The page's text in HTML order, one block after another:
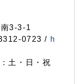
3-3-1
0723 / h
土・日・祝